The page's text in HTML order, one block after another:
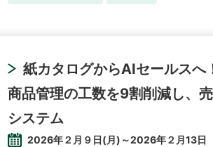
紙カタログからAIセールスへ
商品管理の工数を9割削減し、
システム
2026年２月９日(月)～2026年２月13日（